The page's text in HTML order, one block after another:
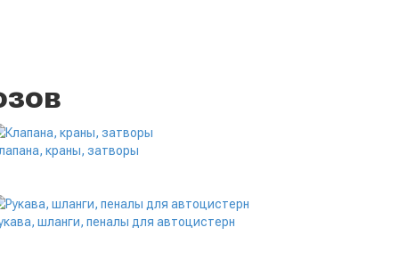
краны, затворы
шланги, пеналы для автоцистерн